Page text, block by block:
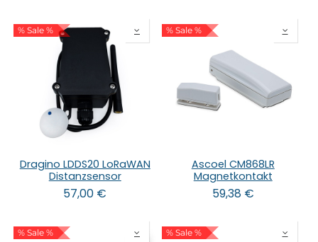
% Sale %
Dragino LDDS20 LoRaWAN
Distanzsensor
57,00 €
% Sale %
Ascoel CM868LR
Magnetkontakt
59,38€
% Sale % % Sale %